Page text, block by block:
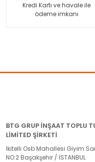
Kredi Kartı ve havale ile
ödeme imkanı
BTG GRUP İNŞAAT TOPLU
LİMİTED ŞİRKETİ
İkitelli Osb Mahallesi Giyim
NO:2 Başakşehir / İSTANBUL